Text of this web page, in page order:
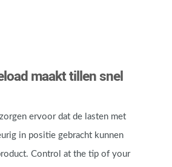
maakt tillen snel
ervoor dat de lasten met
in positie gebracht kunnen
Control at the tip of your